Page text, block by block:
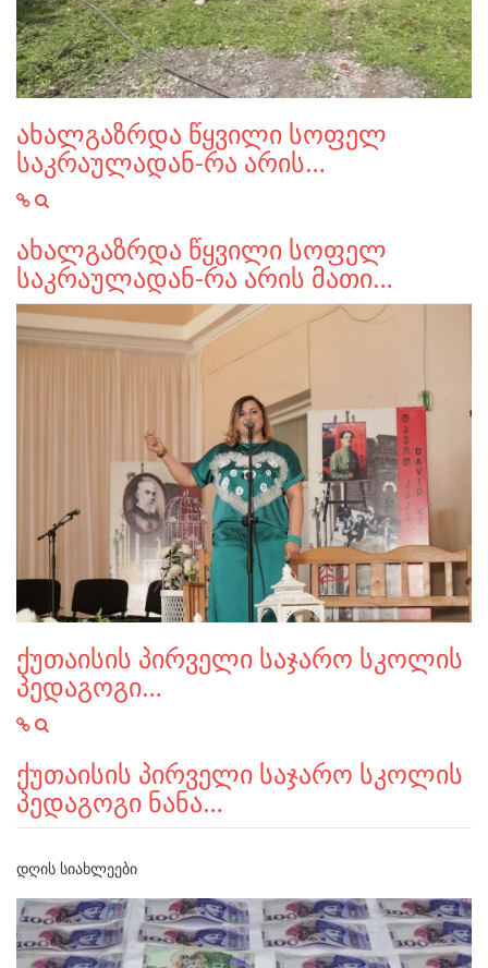
ახალგაზრდა წყვილი სოფელ
საკრაულადან-რა არის…
ახალგაზრდა წყვილი სოფელ
საკრაულადან-რა არის მათი…
ქუთაისის პირველი საჯარო სკოლის
პედაგოგი…
ქუთაისის პირველი საჯარო სკოლის
პედაგოგი ნანა…
ᲓᲦᲘᲡ ᲡᲘᲐᲮᲚᲔᲔᲑᲘ